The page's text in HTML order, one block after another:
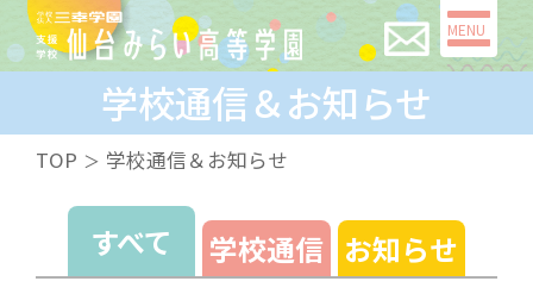
MENU
学校通信＆お知らせ
TOP 学校通信＆お知らせ
すべて 学校通信 お知らせ